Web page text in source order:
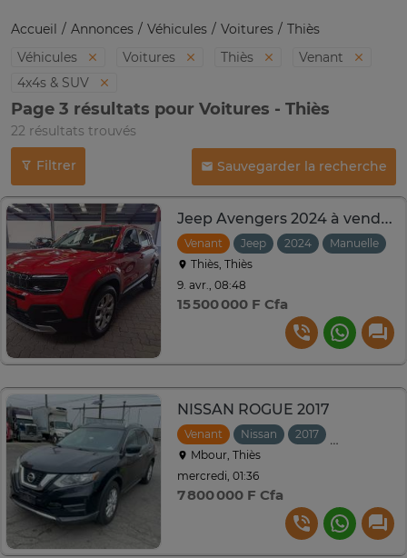
Accueil Annonces Véhicules Voitures
Thiès
Véhicules
Voitures Thiès
Venant
4x4s & SUV
Page 3 résultats pour Voitures - Thiès
22 résultats trouvés
Filtrer Sauvegarder la recherche
Jeep Avengers 2024 à vendre
Venant Jeep 2024
Manuelle
Thiès, Thiès
9. avr., 08:48
15 500 000 F Cfa
NISSAN ROGUE 2017
Venant Nissan 2017
Mbour, Thiès
mercredi, 01:36
7 800 000 F Cfa